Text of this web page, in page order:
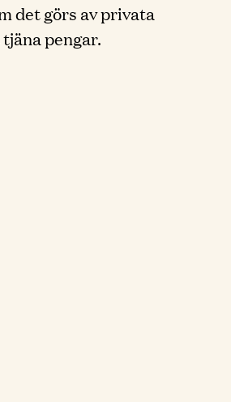
det görs av privata
pengar.